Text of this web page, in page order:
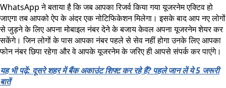
WhatsApp ने बताया है कि जब आपका रिजर्व किया गया यूजरनेम एक्टिव हो
जाएगा तब आपको ऐप के अंदर एक नोटिफिकेशन मिलेगा। इसके बाद आप नए लोगों
से जुड़ने के लिए अपना मोबाइल नंबर देने के बजाय केवल अपना यूजरनेम शेयर कर
सकेंगे। जिन लोगों के पास आपका नंबर पहले से सेव नहीं होगा उनके लिए आपका
फोन नंबर छिपा रहेगा और वे आपके यूजरनेम के जरिए ही आपसे संपर्क कर पाएंगे।
यह भी पढ़ें: दूसरे शहर में बैंक अकाउंट शिफ्ट कर रहे हैं? पहले जान लें ये 5 जरूरी
बातें